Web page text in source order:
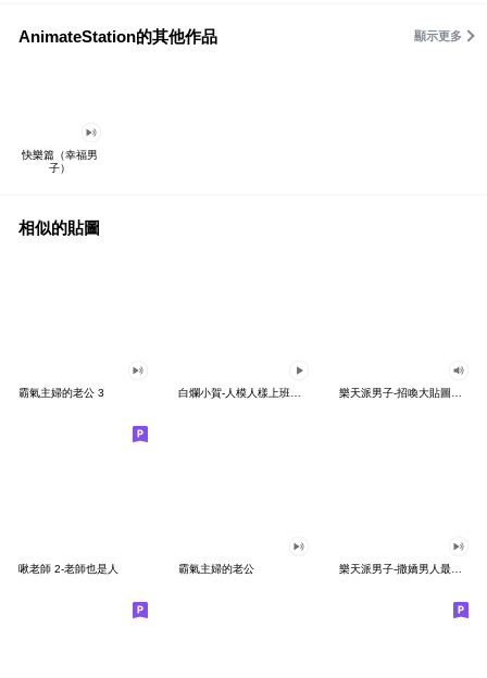
AnimateStation的其他作品 顯示更多
快樂篇（幸福男
子）
相似的貼圖
霸氣主婦的老公 3 白爛小賀-人模人樣上班去！ 樂天派男子-招喚大貼圖超好用
啾老師 2-老師也是人 霸氣主婦的老公 樂天派男子-撒嬌男人最好命